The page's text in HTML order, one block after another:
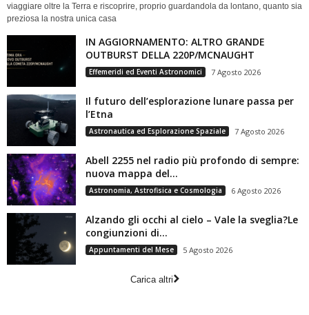
viaggiare oltre la Terra e riscoprire, proprio guardandola da lontano, quanto sia
preziosa la nostra unica casa
IN AGGIORNAMENTO: ALTRO GRANDE
OUTBURST DELLA 220P/MCNAUGHT
Effemeridi ed Eventi Astronomici 7 Agosto 2026
Il futuro dell’esplorazione lunare passa per
l’Etna
Astronautica ed Esplorazione Spaziale 7 Agosto 2026
Abell 2255 nel radio più profondo di sempre:
nuova mappa del...
Astronomia, Astrofisica e Cosmologia 6 Agosto 2026
Alzando gli occhi al cielo – Vale la sveglia?Le
congiunzioni di...
Appuntamenti del Mese 5 Agosto 2026
Carica altri